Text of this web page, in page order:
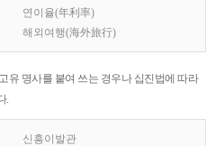
연이율(年利率)
해외여행(海外旅行)
유 명사를 붙여 쓰는 경우나 십진법에 따라
.
신흥이발관